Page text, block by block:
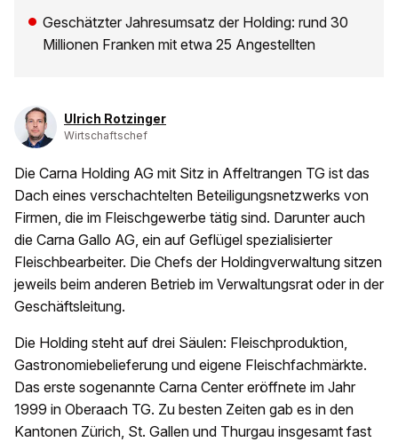
Geschätzter Jahresumsatz der Holding: rund 30
Millionen Franken mit etwa 25 Angestellten
Ulrich Rotzinger
Wirtschaftschef
Die Carna Holding AG mit Sitz in Affeltrangen TG ist das
Dach eines verschachtelten Beteiligungsnetzwerks von
Firmen, die im Fleischgewerbe tätig sind. Darunter auch
die Carna Gallo AG, ein auf Geflügel spezialisierter
Fleischbearbeiter. Die Chefs der Holdingverwaltung sitzen
jeweils beim anderen Betrieb im Verwaltungsrat oder in der
Geschäftsleitung.
Die Holding steht auf drei Säulen: Fleischproduktion,
Gastronomiebelieferung und eigene Fleischfachmärkte.
Das erste sogenannte Carna Center eröffnete im Jahr
1999 in Oberaach TG. Zu besten Zeiten gab es in den
Kantonen Zürich, St. Gallen und Thurgau insgesamt fast